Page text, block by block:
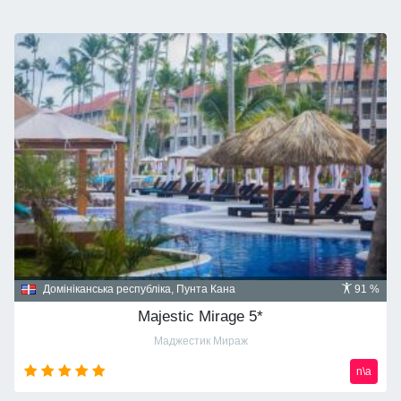
91 %
Домініканська республіка, Пунта Кана
Majestic Mirage 5*
Маджестик Мираж
n\a